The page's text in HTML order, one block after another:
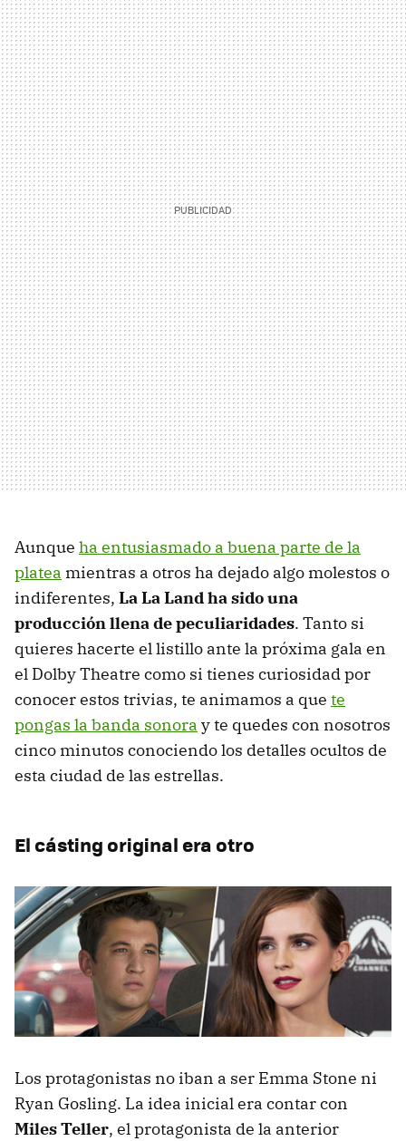
Aunque ha entusiasmado a buena parte de la
platea mientras a otros ha dejado algo molestos o
indiferentes, La La Land ha sido una
producción llena de peculiaridades. Tanto si
quieres hacerte el listillo ante la próxima gala en
el Dolby Theatre como si tienes curiosidad por
conocer estos trivias, te animamos a que te
pongas la banda sonora y te quedes con nosotros
cinco minutos conociendo los detalles ocultos de
esta ciudad de las estrellas.
El cásting original era otro
Los protagonistas no iban a ser Emma Stone ni
Ryan Gosling. La idea inicial era contar con
Miles Teller, el protagonista de la anterior